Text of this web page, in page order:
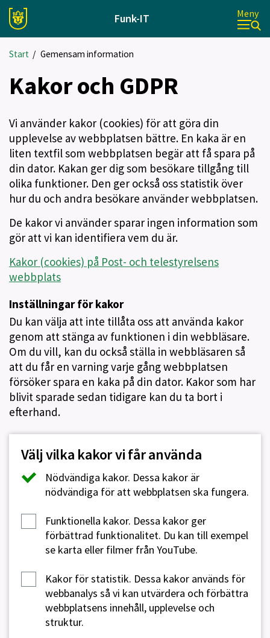
Funk-IT Meny
Start / Gemensam information
Kakor och GDPR
Vi använder kakor (cookies) för att göra din
upplevelse av webbplatsen bättre. En kaka är en
liten textfil som webbplatsen begär att få spara på
din dator. Kakan ger dig som besökare tillgång till
olika funktioner. Den ger också oss statistik över
hur du och andra besökare använder webbplatsen.
De kakor vi använder sparar ingen information som
gör att vi kan identifiera vem du är.
Kakor (cookies) på Post- och telestyrelsens
webbplats
Inställningar för kakor
Du kan välja att inte tillåta oss att använda kakor
genom att stänga av funktionen i din webbläsare.
Om du vill, kan du också ställa in webbläsaren så
att du får en varning varje gång webbplatsen
försöker spara en kaka på din dator. Kakor som har
blivit sparade sedan tidigare kan du ta bort i
efterhand.
Välj vilka kakor vi får använda
Nödvändiga kakor. Dessa kakor är
nödvändiga för att webbplatsen ska fungera.
Funktionella kakor. Dessa kakor ger
förbättrad funktionalitet. Du kan till exempel
se karta eller filmer från YouTube.
Kakor för statistik. Dessa kakor används för
webbanalys så vi kan utvärdera och förbättra
webbplatsens innehåll, upplevelse och
struktur.